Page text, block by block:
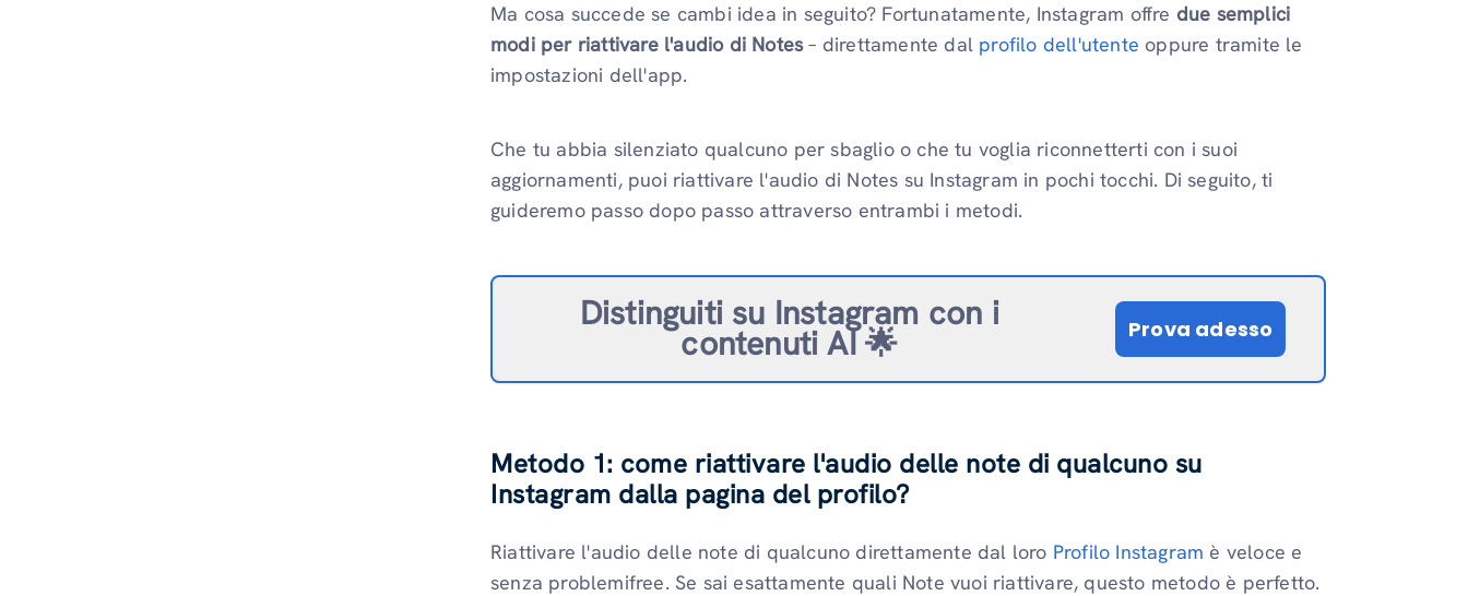
Ma cosa succede se cambi idea in seguito? Fortunatamente, Instagram offre due semplici
modi per riattivare l'audio di Notes– direttamente dal profilo dell'utente oppure tramite le
impostazioni dell'app.
Che tu abbia silenziato qualcuno per sbaglio o che tu voglia riconnetterti con i suoi
aggiornamenti, puoi riattivare l'audio di Notes su Instagram in pochi tocchi. Di seguito, ti
guideremo passo dopo passo attraverso entrambi i metodi.
Distinguiti su Instagram con i
contenuti AI 🌟 Prova adesso
Metodo 1: come riattivare l'audio delle note di qualcuno su
Instagram dalla pagina del profilo?
Riattivare l'audio delle note di qualcuno direttamente dal loro Profilo Instagram è veloce e
senza problemifree. Se sai esattamente quali Note vuoi riattivare, questo metodo è perfetto.